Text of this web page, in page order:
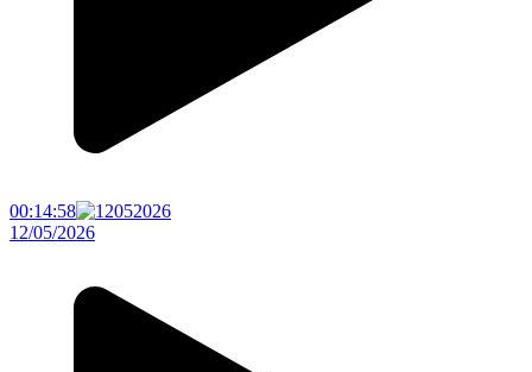
00:14:58
12/05/2026